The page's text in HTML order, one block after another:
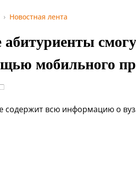
Новостная лента
мобильного
всю информацию о